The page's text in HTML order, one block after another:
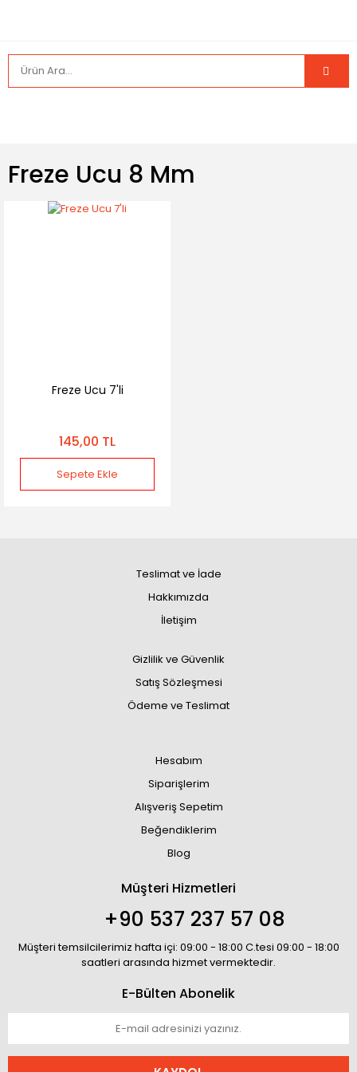
Freze Ucu 8 Mm
Freze Ucu 7'li
145,00 TL
Sepete Ekle
Teslimat ve İade
Hakkımızda
İletişim
Gizlilik ve Güvenlik
Satış Sözleşmesi
Ödeme ve Teslimat
Hesabım
Siparişlerim
Alışveriş Sepetim
Beğendiklerim
Blog
Müşteri Hizmetleri
+90 537 237 57 08
Müşteri temsilcilerimiz hafta içi: 09:00 - 18:00 C.tesi 09:00 - 18:00
saatleri arasında hizmet vermektedir.
E-Bülten Abonelik